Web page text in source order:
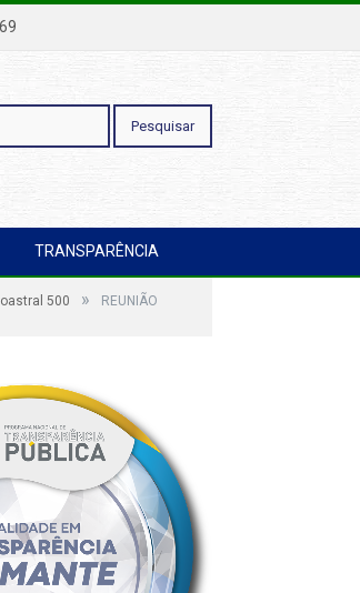
TRANSPARÊNCIA
500 »
REUNIÃO